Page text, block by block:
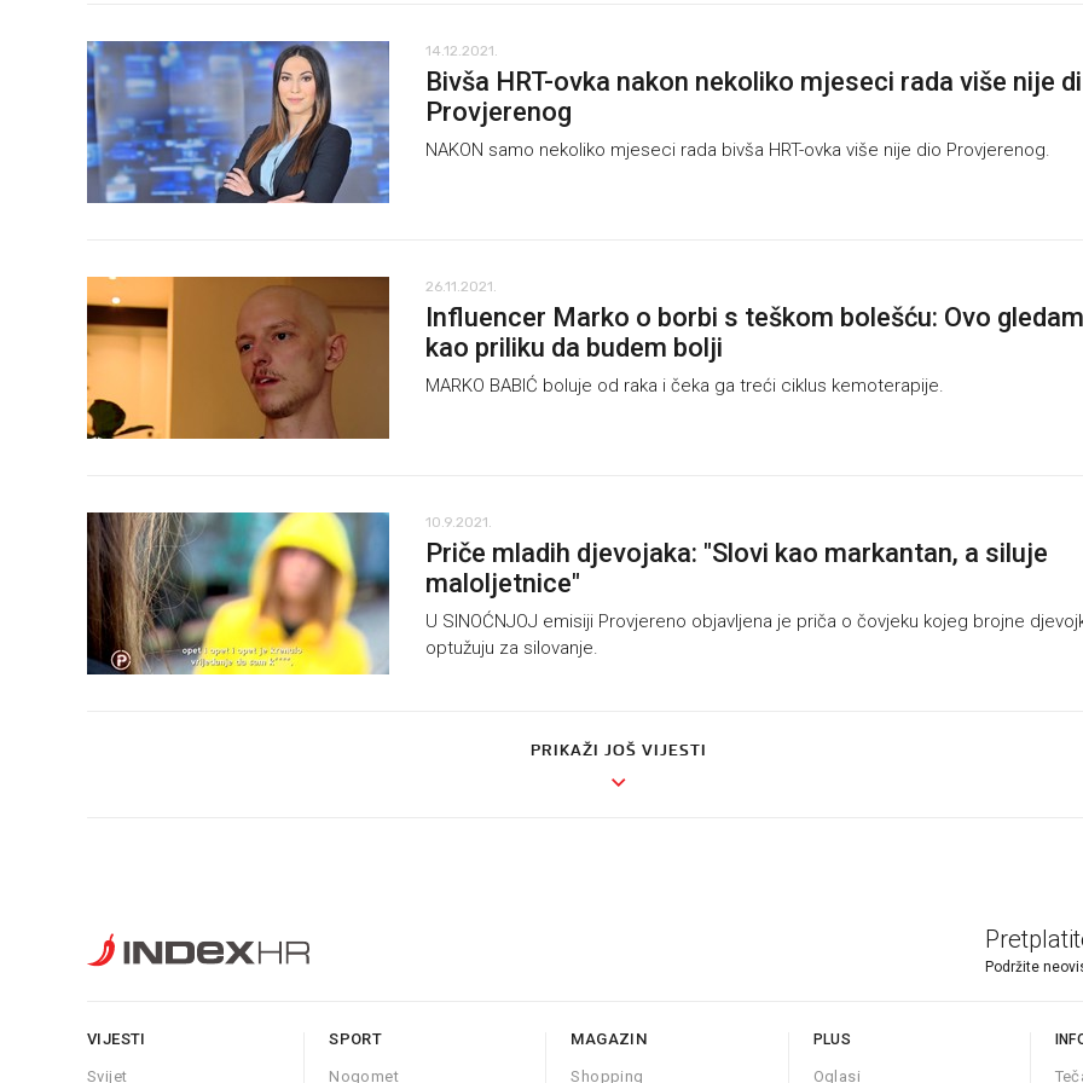
14.12.2021.
Bivša HRT-ovka nakon nekoliko mjeseci rada više nije
Provjerenog
NAKON samo nekoliko mjeseci rada bivša HRT-ovka više nije dio Provjerenog.
26.11.2021.
Influencer Marko o borbi s teškom bolešću: Ovo gledam
kao priliku da budem bolji
MARKO BABIĆ boluje od raka i čeka ga treći ciklus kemoterapije.
10.9.2021.
Priče mladih djevojaka: "Slovi kao markantan, a siluje
maloljetnice"
U SINOĆNJOJ emisiji Provjereno objavljena je priča o čovjeku kojeg brojne
optužuju za silovanje.
PRIKAŽI JOŠ VIJESTI
Podržite
VIJESTI
Svijet
SPORT
Nogomet
MAGAZIN
Shopping
PLUS
Oglasi